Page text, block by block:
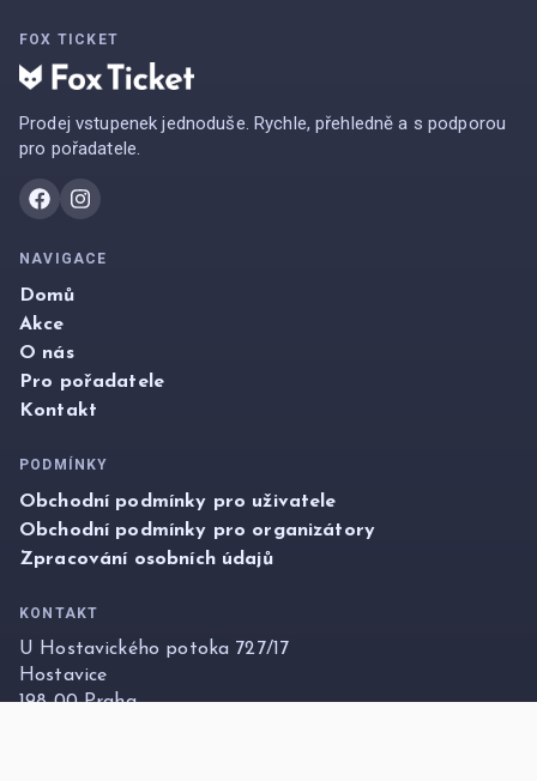
FOX TICKET
Prodej vstupenek jednoduše. Rychle, přehledně a s podporou
pro pořadatele.
NAVIGACE
Domů
Akce
O nás
Pro pořadatele
Kontakt
PODMÍNKY
Obchodní podmínky pro uživatele
Obchodní podmínky pro organizátory
Zpracování osobních údajů
KONTAKT
U Hostavického potoka 727/17
Hostavice
198 00 Praha